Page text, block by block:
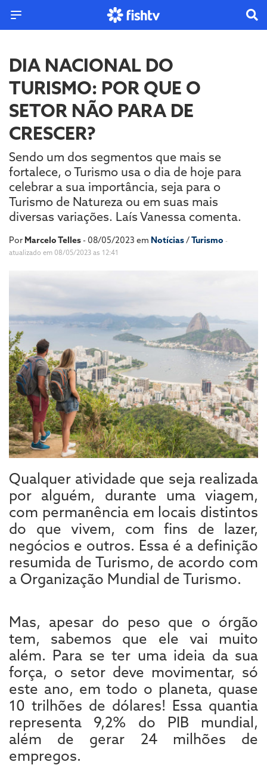
DIA NACIONAL DO
TURISMO: POR QUE O
SETOR NÃO PARA DE
CRESCER?
Sendo um dos segmentos que mais se
fortalece, o Turismo usa o dia de hoje para
celebrar a sua importância, seja para o
Turismo de Natureza ou em suas mais
diversas variações. Laís Vanessa comenta.
Por Marcelo Telles- 08/05/2023 em Notícias/Turismo -
atualizado em 08/05/2023 as 12:41
Qualquer atividade que seja realizada
por alguém, durante uma viagem,
com permanência em locais distintos
do que vivem, com fins de lazer,
negócios e outros. Essa é a definição
resumida de Turismo, de acordo com
a Organização Mundial de Turismo.
Mas, apesar do peso que o órgão
tem, sabemos que ele vai muito
além. Para se ter uma ideia da sua
força, o setor deve movimentar, só
este ano, em todo o planeta, quase
10 trilhões de dólares! Essa quantia
representa 9,2% do PIB mundial,
além de gerar 24 milhões de
empregos.